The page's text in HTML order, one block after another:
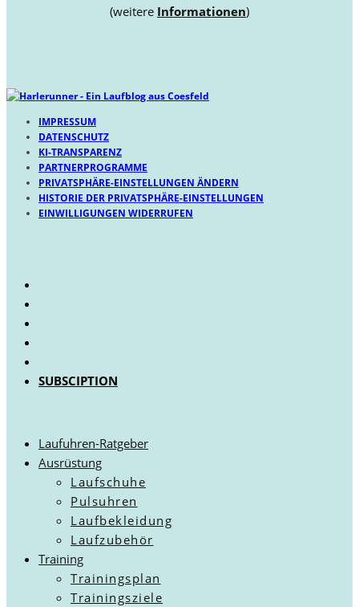
(weitere Informationen)
IMPRESSUM
DATENSCHUTZ
KI-TRANSPARENZ
PARTNERPROGRAMME
PRIVATSPHÄRE-EINSTELLUNGEN ÄNDERN
HISTORIE DER PRIVATSPHÄRE-EINSTELLUNGEN
EINWILLIGUNGEN WIDERRUFEN
SUBSCIPTION
Laufuhren-Ratgeber
Ausrüstung
Laufschuhe
Pulsuhren
Laufbekleidung
Laufzubehör
Training
Trainingsplan
Trainingsziele